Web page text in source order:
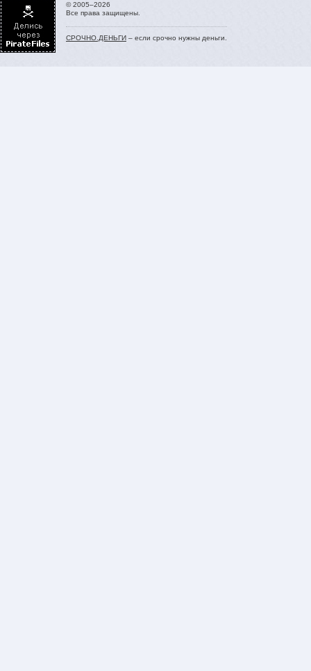
© 2005–2026
Все права защищены.
СРОЧНО.ДЕНЬГИ – если срочно нужны деньги.